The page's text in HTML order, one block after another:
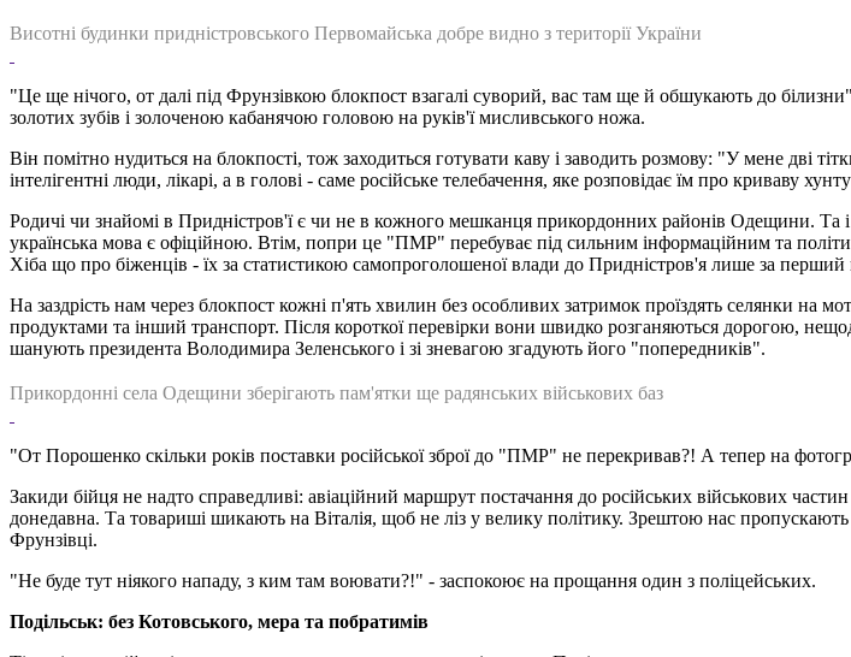
Висотні будинки придністровського Первомайська добре видно з території України
"Це ще нічого, от далі під Фрунзівкою блокпост взагалі суворий, вас там ще й обшукають до
золотих зубів і золоченою кабанячою головою на руків'ї мисливського ножа.
Він помітно нудиться на блокпості, тож заходиться готувати каву і заводить розмову: "У мене дві
інтелігентні люди, лікарі, а в голові - саме російське телебачення, яке розповідає їм про криваву
Родичі чи знайомі в Придністров'ї є чи не в кожного мешканця прикордонних районів Одещини. Та
українська мова є офіційною. Втім, попри це "ПМР" перебуває під сильним інформаційним та
Хіба що про біженців - їх за статистикою самопроголошеної влади до Придністров'я лише за перший
На заздрість нам через блокпост кожні п'ять хвилин без особливих затримок проїздять селянки на
продуктами та інший транспорт. Після короткої перевірки вони швидко розганяються дорогою,
шанують президента Володимира Зеленського і зі зневагою згадують його "попередників".
Прикордонні села Одещини зберігають пам'ятки ще радянських військових баз
"От Порошенко скільки років поставки російської зброї до "ПМР" не перекривав?! А тепер на
Закиди бійця не надто справедливі: авіаційний маршрут постачання до російських військових
донедавна. Та товариші шикають на Віталія, щоб не ліз у велику політику. Зрештою нас
Фрунзівці.
"Не буде тут ніякого нападу, з ким там воювати?!" - заспокоює на прощання один з поліцейських.
Подільськ: без Котовського, мера та побратимів